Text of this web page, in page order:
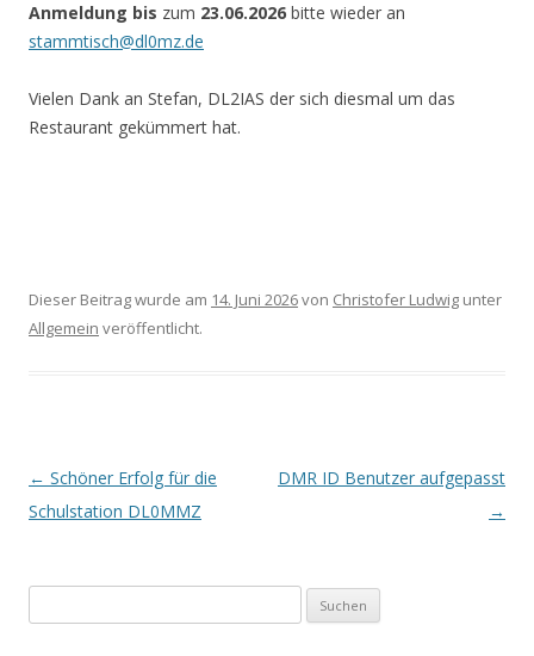
Anmeldung bis zum 23.06.2026 bitte wieder an
stammtisch@dl0mz.de
Vielen Dank an Stefan, DL2IAS der sich diesmal um das
Restaurant gekümmert hat.
Dieser Beitrag wurde am 14. Juni 2026von Christofer Ludwig unter
Allgemein veröffentlicht.
Beitrags-
Navigation
← Schöner Erfolg für die
Schulstation DL0MMZ
DMR ID Benutzer aufgepasst
→
nach: